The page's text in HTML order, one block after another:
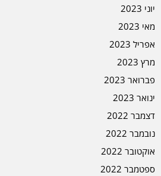
יוני 2023
מאי 2023
אפריל 2023
מרץ 2023
פברואר 2023
ינואר 2023
דצמבר 2022
נובמבר 2022
אוקטובר 2022
ספטמבר 2022